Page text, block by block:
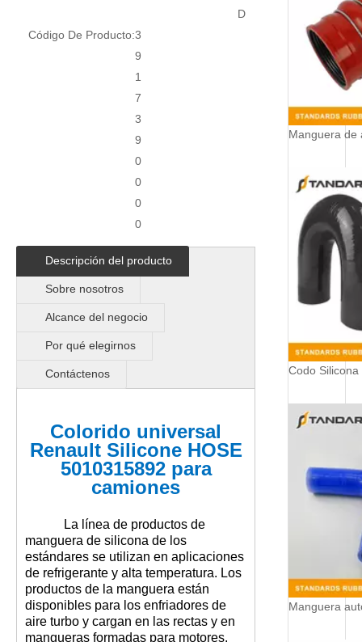
D
Código De Producto:3
9
1
7
3
9
0
0
0
0
Descripción del producto
Sobre nosotros
Alcance del negocio
Por qué elegirnos
Contáctenos
Colorido universal
Renault Silicone HOSE
5010315892 para
camiones
La línea de productos de
manguera de silicona de los
estándares se utilizan en aplicaciones
de refrigerante y alta temperatura. Los
productos de la manguera están
disponibles para los enfriadores de
aire turbo y cargan en las rectas y en
mangueras formadas para motores.
Codo